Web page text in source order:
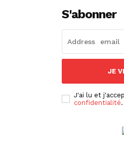
S'abonner
JE
J'ai lu et
confidentialité.